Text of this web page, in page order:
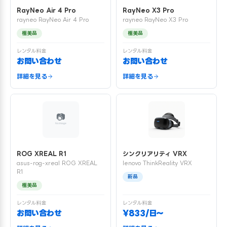
RayNeo Air 4 Pro
rayneo RayNeo Air 4 Pro
極美品
レンタル料金
お問い合わせ
詳細を見る
RayNeo X3 Pro
rayneo RayNeo X3 Pro
極美品
レンタル料金
お問い合わせ
詳細を見る
ROG XREAL R1
asus-rog-xreal ROG XREAL
R1
極美品
レンタル料金
お問い合わせ
シンクリアリティ VRX
lenovo ThinkReality VRX
新品
レンタル料金
¥833/日〜